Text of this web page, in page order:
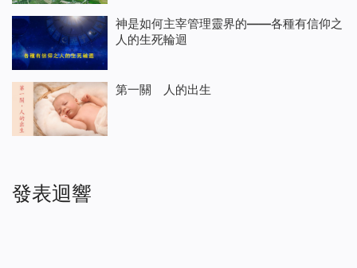
神是如何主宰管理靈界的——各種有信仰之
人的生死輪迴
第一關 人的出生
發表迴響